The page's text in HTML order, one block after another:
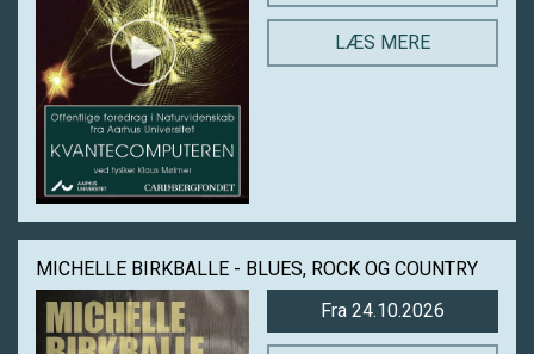
LÆS MERE
MICHELLE BIRKBALLE - BLUES, ROCK OG COUNTRY
Fra 24.10.2026